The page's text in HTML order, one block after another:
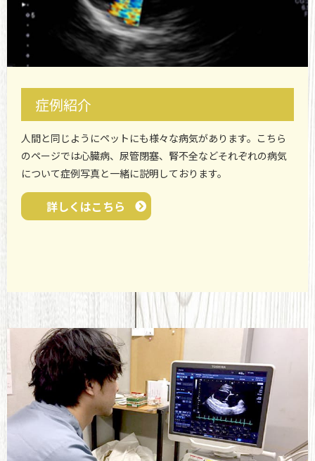
症例紹介
人間と同じようにペットにも様々な病気があります。こちら
のページでは心臓病、尿管閉塞、腎不全などそれぞれの病気
について症例写真と一緒に説明しております。
詳しくはこちら